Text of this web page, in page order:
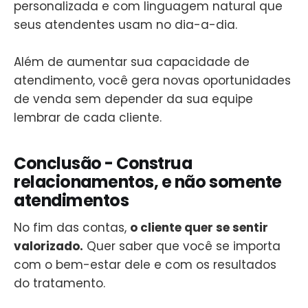
personalizada e com linguagem natural que
seus atendentes usam no dia-a-dia.
Além de aumentar sua capacidade de
atendimento, você gera novas oportunidades
de venda sem depender da sua equipe
lembrar de cada cliente.
Conclusão - Construa
relacionamentos, e não somente
atendimentos
No fim das contas, o cliente quer se sentir
valorizado. Quer saber que você se importa
com o bem-estar dele e com os resultados
do tratamento.